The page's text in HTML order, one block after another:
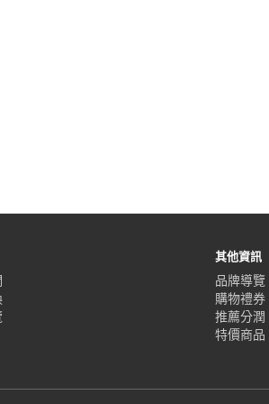
其他資訊
品牌導覽
購物禮券
推薦分潤
特價商品